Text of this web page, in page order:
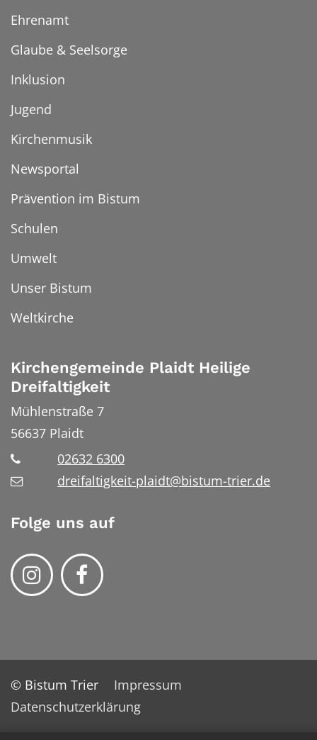
Ehrenamt
Glaube & Seelsorge
Inklusion
Jugend
Kirchenmusik
Newsportal
Prävention im Bistum
Schulen
Umwelt
Unser Bistum
Weltkirche
Kirchengemeinde Plaidt Heilige
Dreifaltigkeit
Mühlenstraße 7
56637 Plaidt
02632 6300
dreifaltigkeit-plaidt@bistum-trier.de
Folge uns auf
© Bistum Trier
Impressum
Datenschutzerklärung